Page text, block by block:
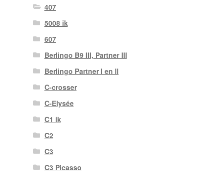
407
5008 ik
607
Berlingo B9 III, Partner III
Berlingo Partner I en II
C-crosser
C-Elysée
C1 ik
C2
C3
C3 Picasso